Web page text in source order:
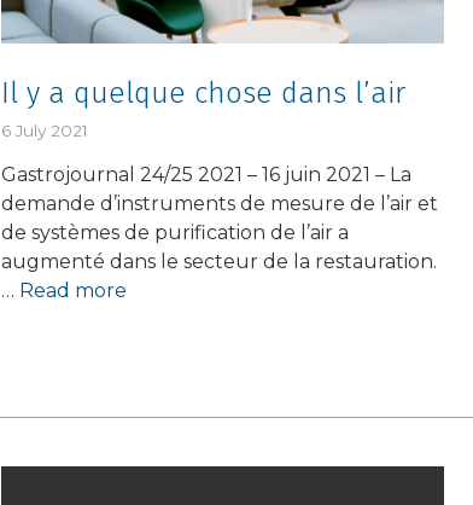
Il y a quelque chose dans l’air
6 July 2021
Gastrojournal 24/25 2021 – 16 juin 2021 – La
demande d’instruments de mesure de l’air et
de systèmes de purification de l’air a
augmenté dans le secteur de la restauration.
… Read more